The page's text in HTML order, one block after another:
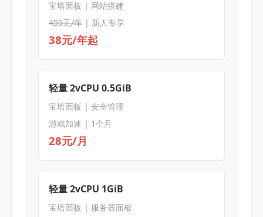
宝塔面板 | 网站搭建
459元/年| 新人专享
38元/年起
轻量 2vCPU 0.5GiB
宝塔面板 | 安全管理
游戏加速 | 1个月
28元/月
轻量 2vCPU 1GiB
宝塔面板 | 服务器面板